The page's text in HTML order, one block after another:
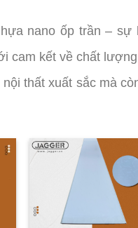
nano ốp trần – sự
cam kết về chất
thất xuất sắc mà